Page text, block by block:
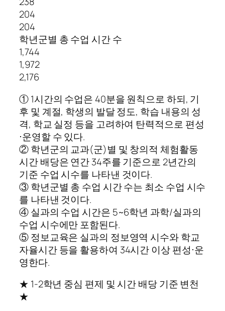
204
204
학년군별 총 수업 시간 수
1,744
1,972
2,176
① 1시간의 수업은 40분을 원칙으로 하되, 기
후 및 계절, 학생의 발달 정도, 학습 내용의 성
격, 학교 실정 등을 고려하여 탄력적으로 편성
⋅운영할 수 있다.
② 학년군의 교과(군)별 및 창의적 체험활동
시간 배당은 연간 34주를 기준으로 2년간의
기준 수업 시수를 나타낸 것이다.
③ 학년군별 총 수업 시간 수는 최소 수업 시수
를 나타낸 것이다.
④ 실과의 수업 시간은 5~6학년 과학/실과의
수업 시수에만 포함된다.
⑤ 정보교육은 실과의 정보영역 시수와 학교
자율시간 등을 활용하여 34시간 이상 편성⋅운
영한다.
★ 1-2학년 중심 편제 및 시간 배당 기준 변천
★